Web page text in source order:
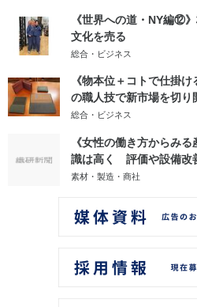
《世界への道・NY編⑫
文化を売る
総合・ビジネス
《物本位＋コトで仕掛
の職人技で新市場を切り
総合・ビジネス
《女性の働き方からみ
識は高く 評価や設備改
素材・製造・商社